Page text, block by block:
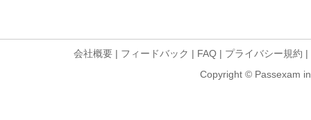
会社概要 | フィードバック | FAQ | プライバシー規約 |
Copyright © Passexam